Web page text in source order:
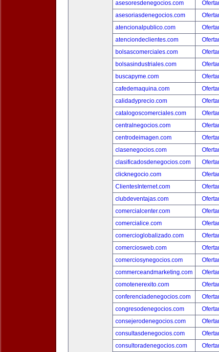
asesoresdenegocios.com
asesoriasdenegocios.com
atencionalpublico.com
atenciondeclientes.com
bolsascomerciales.com
bolsasindustriales.com
buscapyme.com
cafedemaquina.com
calidadyprecio.com
catalogoscomerciales.com
centralnegocios.com
centrodeimagen.com
clasenegocios.com
clasificadosdenegocios.com
clicknegocio.com
ClientesInternet.com
clubdeventajas.com
comercialcenter.com
comercialice.com
comercioglobalizado.com
comerciosweb.com
comerciosynegocios.com
commerceandmarketing.com
comotenerexito.com
conferenciadenegocios.com
congresodenegocios.com
consejerodenegocios.com
consultasdenegocios.com
consultoradenegocios.com